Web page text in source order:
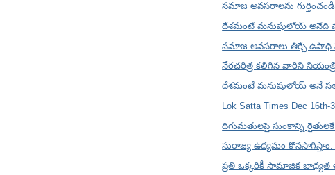
సమాజ అవసరాలను గుర్తించండి
దేశమంటే మనుషులోయ్ అనేది
సమాజ అవసరాలు తీర్చే ఉపాధి
నేరచరిత్ర కలిగిన వారిని
దేశమంటే మనుషులోయ్ అనే
Lok Satta Times Dec 16th-
దిగుమతులపై సుంకాన్ని
సురాజ్య ఉద్యమం కొనసాగిస్తాం:
ప్రతి ఒక్కరికీ సామాజిక బాధ్యత